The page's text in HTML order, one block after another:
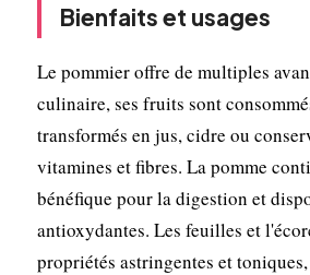
Bienfaits et usages
Le pommier offre de multiples
culinaire, ses fruits sont
transformés en jus, cidre ou
vitamines et fibres. La pomme
bénéfique pour la digestion et
antioxydantes. Les feuilles et
propriétés astringentes et toniques,